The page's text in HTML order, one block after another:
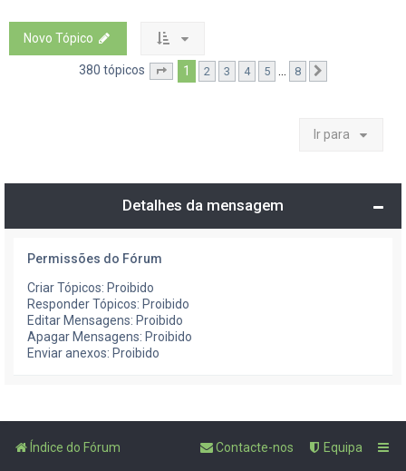
Novo Tópico
380 tópicos Página1 de
1 2 3 4 5 ... 8
Ir para
Detalhes da mensagem
Permissões do Fórum
Criar Tópicos: Proibido
Responder Tópicos: Proibido
Editar Mensagens: Proibido
Apagar Mensagens: Proibido
Enviar anexos: Proibido
Índice do Fórum Equipa
Contacte-nos